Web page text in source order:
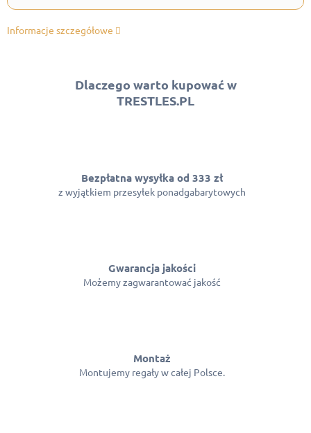
Informacje szczegółowe
Dlaczego warto kupować w
TRESTLES.PL
Bezpłatna wysyłka od 333 zł
z wyjątkiem przesyłek ponadgabarytowych
Gwarancja jakości
Możemy zagwarantować jakość
Montaż
Montujemy regały w całej Polsce.